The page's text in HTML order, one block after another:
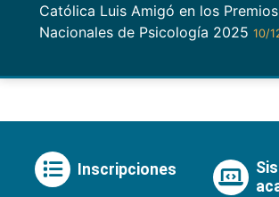
Católica Luis Amigó en los Premios
Nacionales de Psicología 2025 10/
Inscripciones